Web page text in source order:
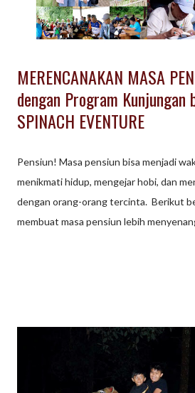
MERENCANAKAN MASA
dengan Program Kunjungan
SPINACH EVENTURE
Pensiun! Masa pensiun bisa menjadi
menikmati hidup, mengejar hobi, dan
dengan orang-orang tercinta. Berikut
membuat masa pensiun lebih
menopang kehidupan setelah pensiun.
pekerjaan paruh waktu jika Anda mau.
keluarga: Habiskan waktu dengan
ciptakan kenangan indah. Apa rencana